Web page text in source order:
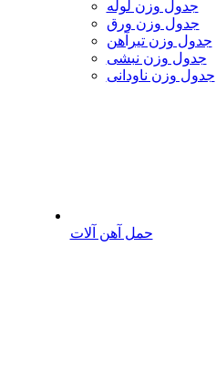
جدول وزن لوله
جدول وزن ورق
جدول وزن تیرآهن
جدول وزن نبشی
جدول وزن ناودانی
حمل آهن آلات